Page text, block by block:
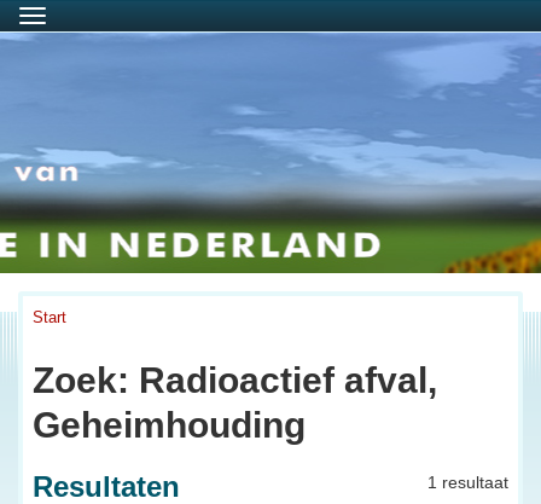
Menu
Start
Zoek: Radioactief afval,
Geheimhouding
1 resultaat
Resultaten